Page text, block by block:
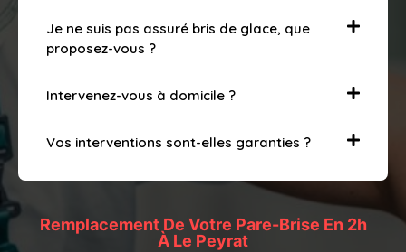
Je ne suis pas assuré bris de glace, que
proposez-vous ?
Intervenez-vous à domicile ?
Vos interventions sont-elles garanties ?
Remplacement De Votre Pare-Brise En 2h
À Le Peyrat